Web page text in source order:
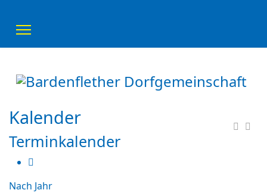
Kalender
Terminkalender
Nach Jahr